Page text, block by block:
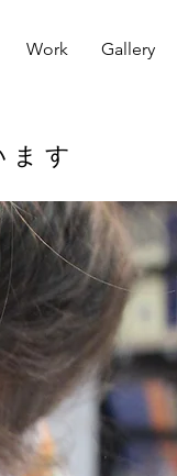
Work Gallery
す